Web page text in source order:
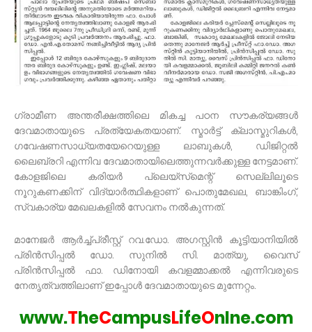
ഗ്രാമീണ അന്തരീക്ഷത്തിലെ മികച്ച പഠന സൗകര്യങ്ങൾ
ദേവമാതായുടെ പ്രത്യേകതയാണ്. സ്മാർട്ട് ക്ലാസ്മുറികൾ,
ഗവേഷണസാധ്യതയേറെയുള്ള ലാബുകൾ, ഡിജിറ്റൽ
ലൈബ്രറി എന്നിവ ദേവമാതായിലെത്തുന്നവർക്കുള്ള നേട്ടമാണ്.
കോളജിലെ കരിയർ പ്ലെയ്‌സ്‌മെന്റ് സെല്ലിലൂടെ
നൂറുകണക്കിന് വിദ്യാർത്ഥികളാണ് പൊതുമേഖല, ബാങ്കിംഗ്,
സ്വകാര്യ മേഖലകളിൽ സേവനം നൽകുന്നത്.
മാനേജർ ആർച്ച്പ്രീസ്റ്റ് റവ.ഡോ. അഗസ്റ്റിൻ കൂട്ടിയാനിയിൽ
പ്രിൻസിപ്പൽ ഡോ. സുനിൽ സി. മാത്യു, വൈസ്
പ്രിൻസിപ്പൽ ഫാ. ഡിനോയി കവളമ്മാക്കൽ എന്നിവരുടെ
നേതൃത്വത്തിലാണ് ഇപ്പോൾ ദേവമാതായുടെ മുന്നേറ്റം.
www.TheCampusLifeOnlne.com